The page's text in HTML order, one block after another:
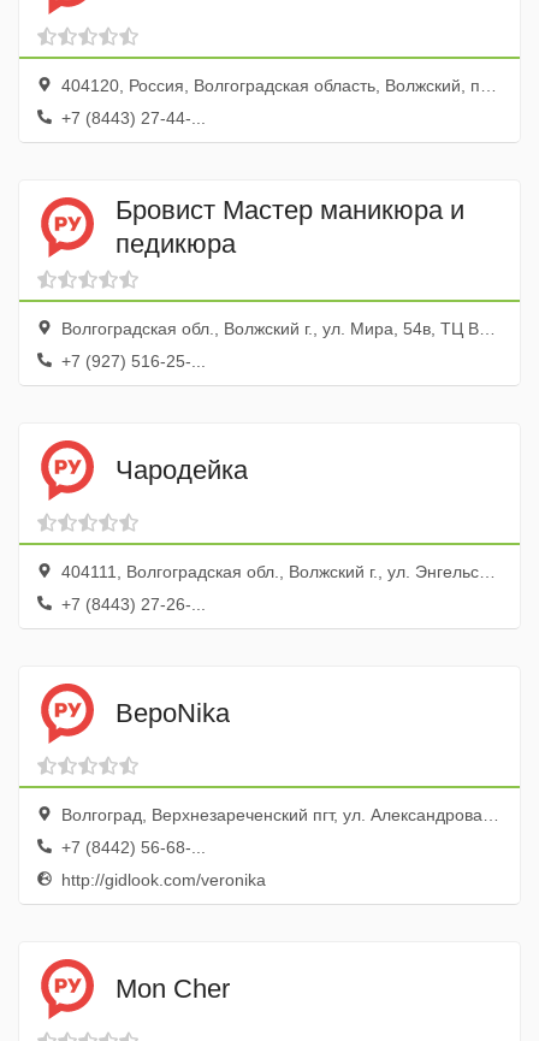
404120, Россия, Волгоградская область, Волжский, проспект Ленина, 97
+7 (8443) 27-44-...
Бровист Мастер маникюра и
педикюра
Волгоградская обл., Волжский г., ул. Мира, 54в, ТЦ Вегас
+7 (927) 516-25-...
Чародейка
404111, Волгоградская обл., Волжский г., ул. Энгельса, 11
+7 (8443) 27-26-...
ВероNika
Волгоград, Верхнезареченский пгт, ул. Александрова, 39
+7 (8442) 56-68-...
http://gidlook.com/veronika
Mon Cher